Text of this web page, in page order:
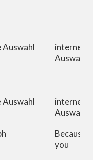
Auswahl
interne
Auswahl
Auswahl
interne
Auswahl
Because
you